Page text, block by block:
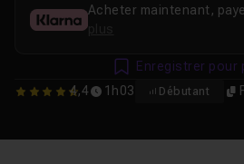
4.4090909090909
4,4 1h03 Débutant
Acheter maintenant,
plus
Enregistrer pour